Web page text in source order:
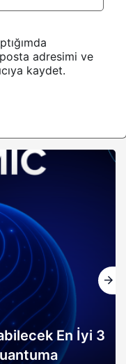
posta adresimi ve
kaydet.
En İyi 3